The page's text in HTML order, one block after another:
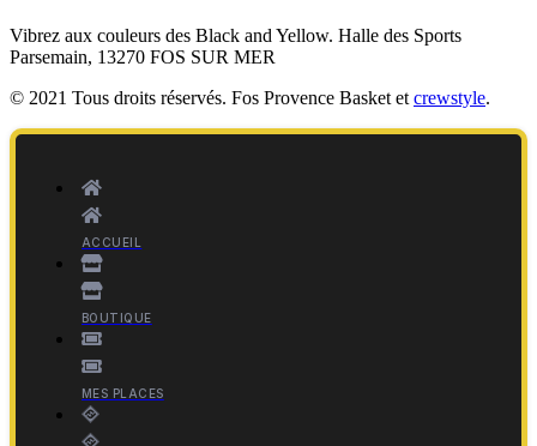
Vibrez aux couleurs des Black and Yellow. Halle des Sports
Parsemain, 13270 FOS SUR MER
© 2021 Tous droits réservés. Fos Provence Basket et crewstyle.
ACCUEIL
BOUTIQUE
MES PLACES